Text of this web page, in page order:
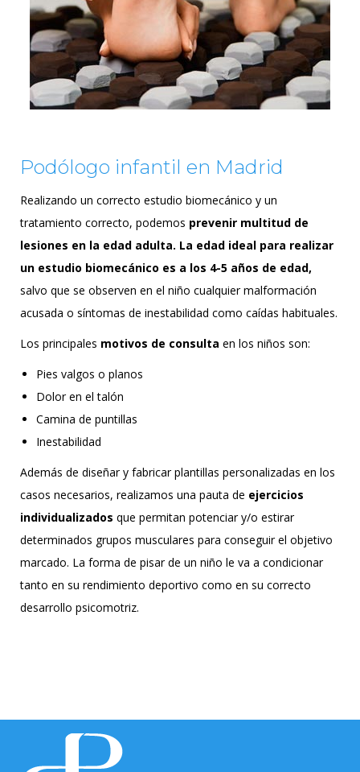
Podólogo infantil en Madrid
Realizando un correcto estudio biomecánico y un
tratamiento correcto, podemos prevenir multitud de
lesiones en la edad adulta. La edad ideal para realizar
un estudio biomecánico es a los 4-5 años de edad,
salvo que se observen en el niño cualquier malformación
acusada o síntomas de inestabilidad como caídas habituales.
Los principales motivos de consulta en los niños son:
Pies valgos o planos
Dolor en el talón
Camina de puntillas
Inestabilidad
Además de diseñar y fabricar plantillas personalizadas en los
casos necesarios, realizamos una pauta de ejercicios
individualizados que permitan potenciar y/o estirar
determinados grupos musculares para conseguir el objetivo
marcado. La forma de pisar de un niño le va a condicionar
tanto en su rendimiento deportivo como en su correcto
desarrollo psicomotriz.